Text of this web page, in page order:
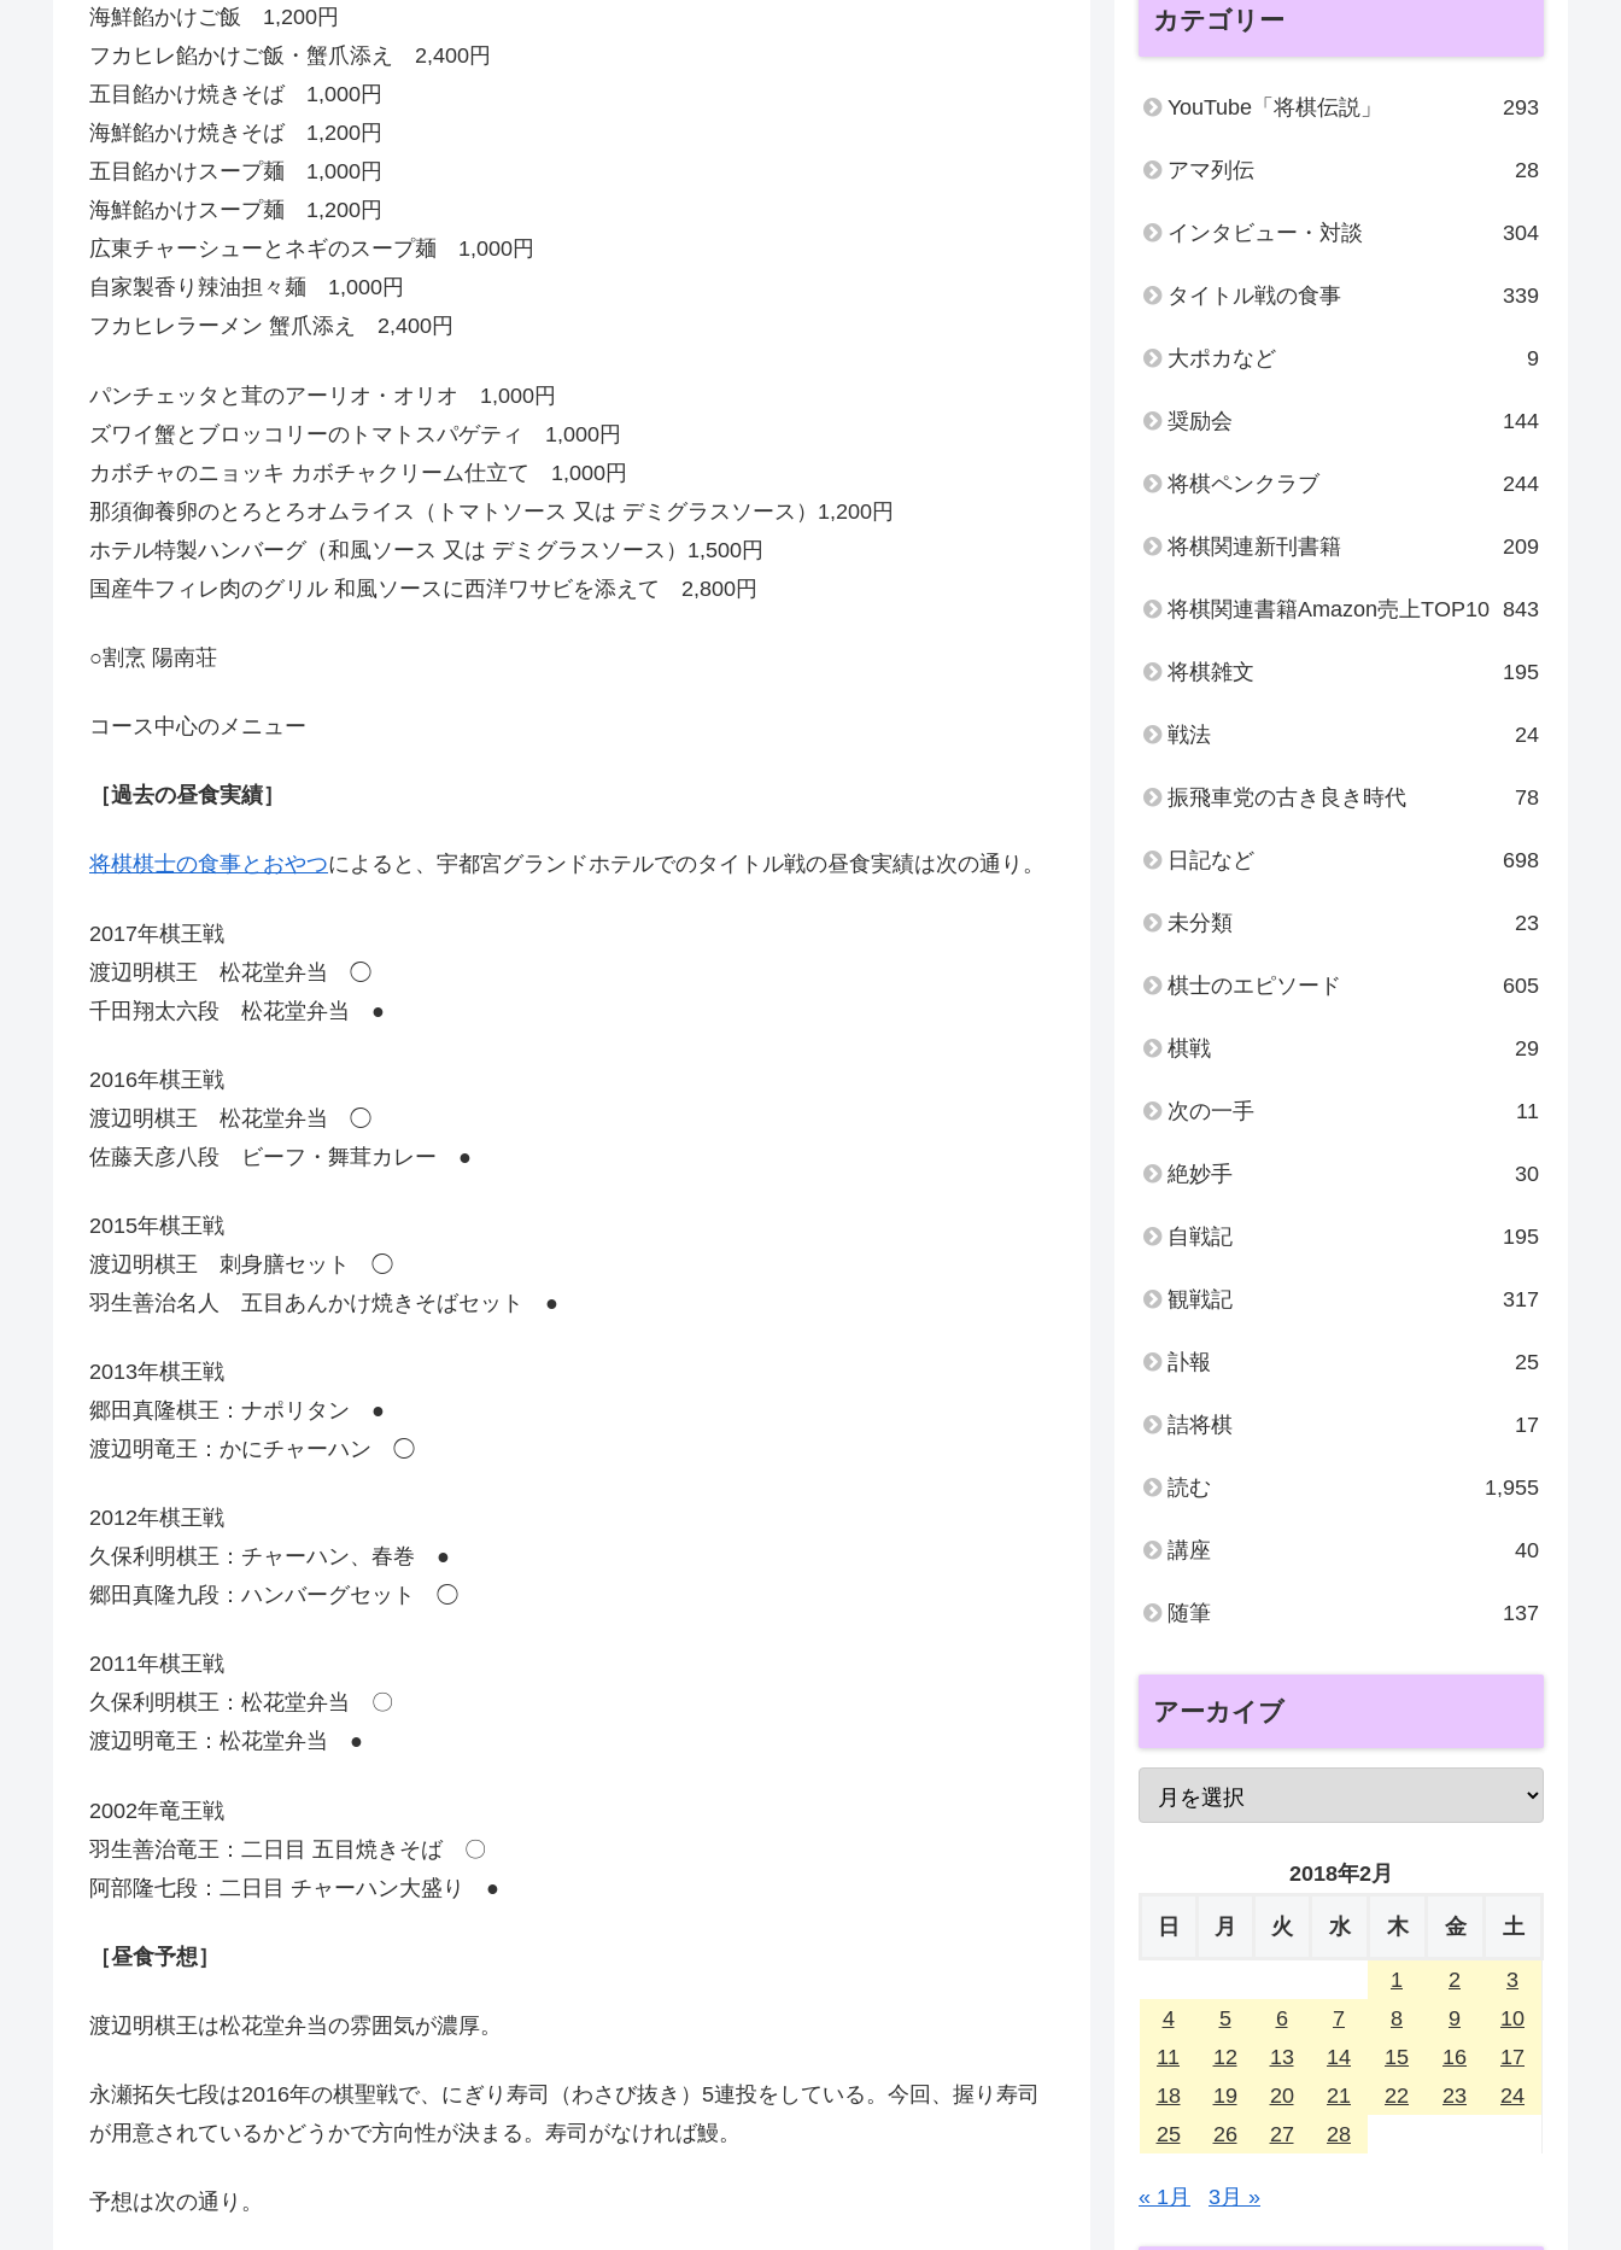
海鮮餡かけご飯 1,200円
フカヒレ餡かけご飯・蟹爪添え 2,400円
五目餡かけ焼きそば 1,000円
海鮮餡かけ焼きそば 1,200円
五目餡かけスープ麺 1,000円
海鮮餡かけスープ麺 1,200円
広東チャーシューとネギのスープ麺 1,000円
自家製香り辣油担々麺 1,000円
フカヒレラーメン 蟹爪添え 2,400円
パンチェッタと茸のアーリオ・オリオ 1,000円
ズワイ蟹とブロッコリーのトマトスパゲティ 1,000円
カボチャのニョッキ カボチャクリーム仕立て 1,000円
那須御養卵のとろとろオムライス（トマトソース 又は デミグラスソース）1,200円
ホテル特製ハンバーグ（和風ソース 又は デミグラスソース）1,500円
国産牛フィレ肉のグリル 和風ソースに西洋ワサビを添えて 2,800円
○割烹 陽南荘
コース中心のメニュー
［過去の昼食実績］
将棋棋士の食事とおやつによると、宇都宮グランドホテルでのタイトル戦の昼食実績は次の通り。
2017年棋王戦
渡辺明棋王 松花堂弁当 ◯
千田翔太六段 松花堂弁当 ●
2016年棋王戦
渡辺明棋王 松花堂弁当 ◯
佐藤天彦八段 ビーフ・舞茸カレー ●
2015年棋王戦
渡辺明棋王 刺身膳セット ◯
羽生善治名人 五目あんかけ焼きそばセット ●
2013年棋王戦
郷田真隆棋王：ナポリタン ●
渡辺明竜王：かにチャーハン ◯
2012年棋王戦
久保利明棋王：チャーハン、春巻 ●
郷田真隆九段：ハンバーグセット ◯
2011年棋王戦
久保利明棋王：松花堂弁当 〇
渡辺明竜王：松花堂弁当 ●
2002年竜王戦
羽生善治竜王：二日目 五目焼きそば 〇
阿部隆七段：二日目 チャーハン大盛り ●
［昼食予想］
渡辺明棋王は松花堂弁当の雰囲気が濃厚。
永瀬拓矢七段は2016年の棋聖戦で、にぎり寿司（わさび抜き）5連投をしている。今回、握り寿司
が用意されているかどうかで方向性が決まる。寿司がなければ鰻。
予想は次の通り。
カテゴリー
YouTube「将棋伝説」 293
アマ列伝 28
インタビュー・対談 304
タイトル戦の食事 339
大ポカなど 9
奨励会 144
将棋ペンクラブ 244
将棋関連新刊書籍 209
将棋関連書籍Amazon売上TOP10 843
将棋雑文 195
戦法 24
振飛車党の古き良き時代 78
日記など 698
未分類 23
棋士のエピソード 605
棋戦 29
次の一手 11
絶妙手 30
自戦記 195
観戦記 317
訃報 25
詰将棋 17
読む 1,955
講座 40
随筆 137
アーカイブ
2018年2月
日 月 火 水 木 金 土
1 2
3
4
5 6 7 8 9
10
11
12 13 14 15 16
17
18
19 20 21 22 23
24
25
26 27 28
« 1月 3月 »